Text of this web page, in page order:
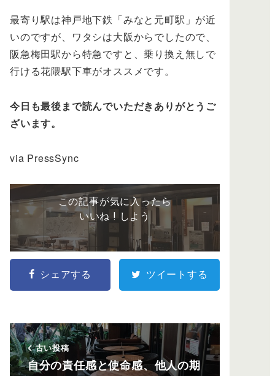
最寄り駅は神戸地下鉄「みなと元町駅」が近
いのですが、ワタシは大阪からでしたので、
阪急梅田駅から特急ですと、乗り換え無しで
行ける花隈駅下車がオススメです。
今日も最後まで読んでいただきありがとうご
ざいます。
via PressSync
この記事が気に入ったら
いいね ! しよう
シェアする ツイートする
古い投稿
自分の責任感と使命感、他人の期